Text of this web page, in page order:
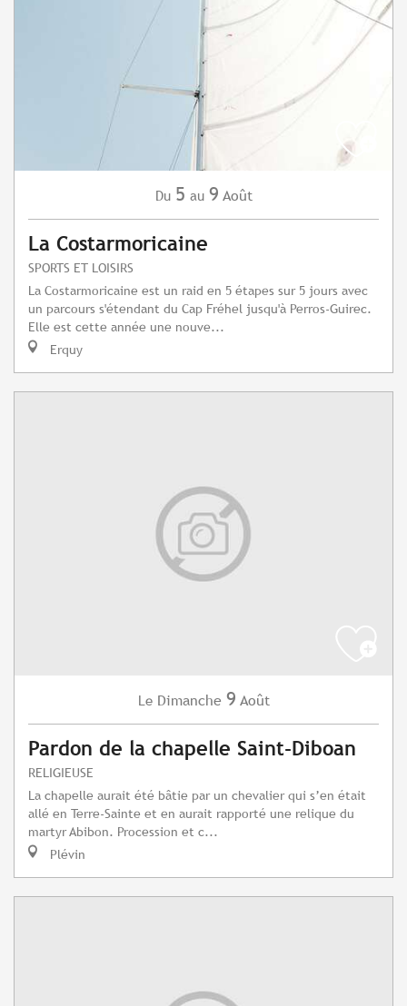
Du 5 au 9 Août
La Costarmoricaine
SPORTS ET LOISIRS
La Costarmoricaine est un raid en 5 étapes sur 5 jours avec
un parcours s'étendant du Cap Fréhel jusqu'à Perros-Guirec.
Elle est cette année une nouve...
Erquy
Le Dimanche 9 Août
Pardon de la chapelle Saint-Diboan
RELIGIEUSE
La chapelle aurait été bâtie par un chevalier qui s’en était
allé en Terre-Sainte et en aurait rapporté une relique du
martyr Abibon. Procession et c...
Plévin